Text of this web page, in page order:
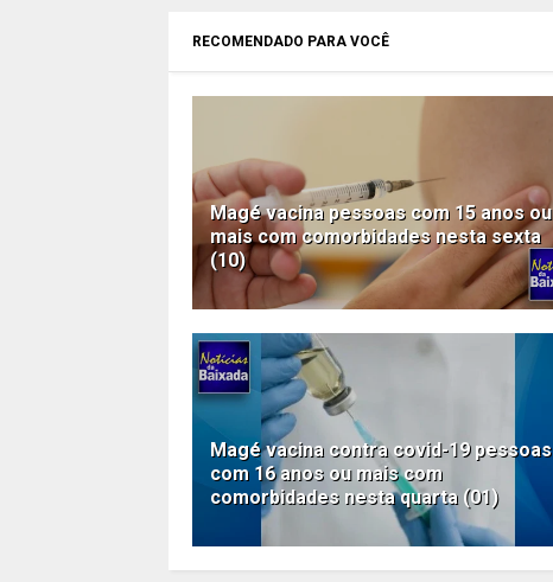
RECOMENDADO PARA VOCÊ
Magé vacina pessoas com 15 anos ou
mais com comorbidades nesta sexta
(10)
Magé vacina contra covid-19 pessoas
com 16 anos ou mais com
comorbidades nesta quarta (01)